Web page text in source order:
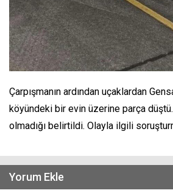
Çarpışmanın ardından uçaklardan
köyündeki bir evin üzerine parça
olmadığı belirtildi. Olayla ilgili
Yorum Ekle